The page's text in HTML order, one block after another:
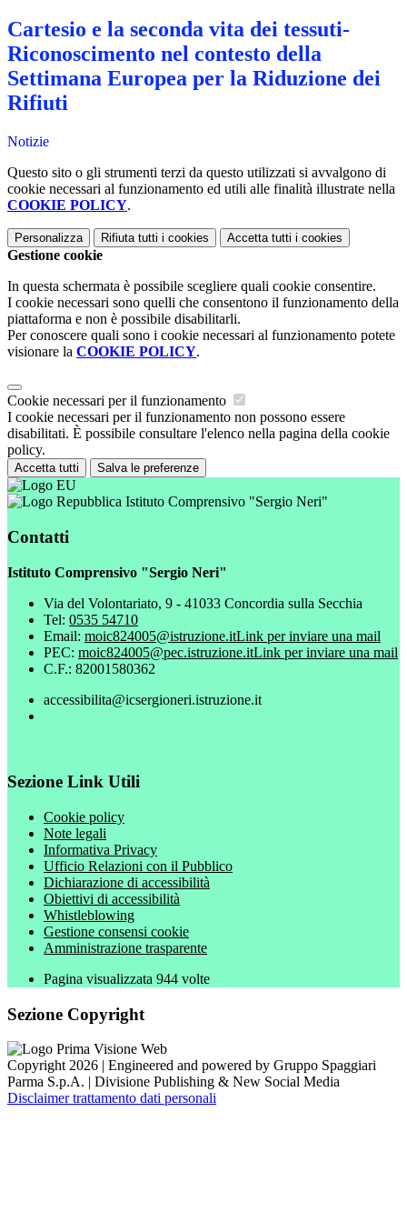
Cartesio e la seconda vita dei tessuti-
Riconoscimento nel contesto della
Settimana Europea per la Riduzione dei
Rifiuti
Notizie
Questo sito o gli strumenti terzi da questo utilizzati si avvalgono di
cookie necessari al funzionamento ed utili alle finalità illustrate nella
COOKIE POLICY.
Personalizza Rifiuta tutti i cookies Accetta tutti i cookies
Gestione cookie
In questa schermata è possibile scegliere quali cookie consentire.
I cookie necessari sono quelli che consentono il funzionamento della
piattaforma e non è possibile disabilitarli.
Per conoscere quali sono i cookie necessari al funzionamento potete
visionare la COOKIE POLICY.
Cookie necessari per il funzionamento
I cookie necessari per il funzionamento non possono essere
disabilitati. È possibile consultare l'elenco nella pagina della cookie
policy.
Accetta tutti Salva le preferenze
Istituto Comprensivo "Sergio Neri"
Contatti
Istituto Comprensivo "Sergio Neri"
Via del Volontariato, 9 - 41033 Concordia sulla Secchia
Tel: 0535 54710
Email: moic824005@istruzione.itLink per inviare una mail
PEC: moic824005@pec.istruzione.itLink per inviare una mail
C.F.: 82001580362
accessibilita@icsergioneri.istruzione.it
Sezione Link Utili
Cookie policy
Note legali
Informativa Privacy
Ufficio Relazioni con il Pubblico
Dichiarazione di accessibilità
Obiettivi di accessibilità
Whistleblowing
Gestione consensi cookie
Amministrazione trasparente
Pagina visualizzata 944 volte
Sezione Copyright
Copyright 2026 | Engineered and powered by Gruppo Spaggiari
Parma S.p.A. | Divisione Publishing & New Social Media
Disclaimer trattamento dati personali